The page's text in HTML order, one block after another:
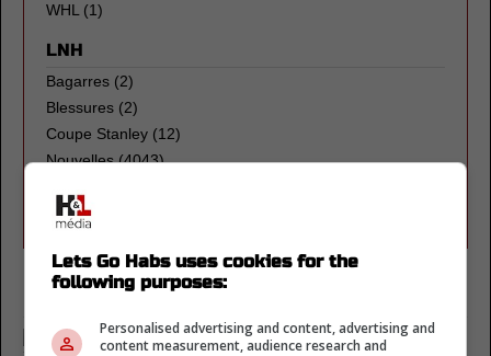
WHL (1)
LNH
Bagarres (2)
Blessures (2)
Coupe Stanley (12)
Nouvelles(4043)
Transactions
Hurricanes de la Caroline
5 aout 2024
Lets Go Habs uses cookies for the
following purposes:
Personalised advertising and content, advertising and
content measurement, audience research and